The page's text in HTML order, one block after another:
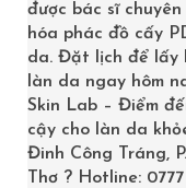
được bác sĩ
hóa phác đồ cấy
da. Đặt lịch để lấy
làn da ngay hôm
Skin Lab – Điểm
cậy cho làn da
Đinh Công Tráng,
Thơ ? Hotline: